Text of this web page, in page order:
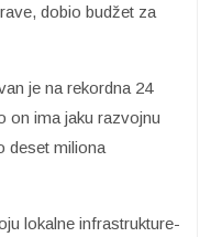
dobio budžet za
je na rekordna 24
on ima jaku razvojnu
deset miliona
lokalne infrastrukture-